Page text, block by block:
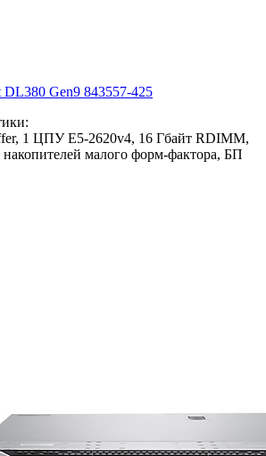
DL380 Gen9 843557-425
1 ЦПУ E5-2620v4, 16 Гбайт RDIMM,
накопителей малого форм-фактора, БП